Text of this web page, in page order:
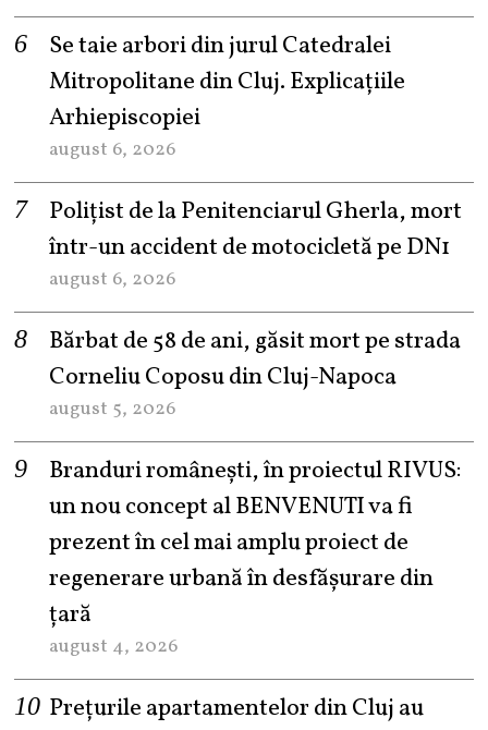
Se taie arbori din jurul Catedralei
Mitropolitane din Cluj. Explicațiile
Arhiepiscopiei
august 6, 2026
Polițist de la Penitenciarul Gherla, mort
într-un accident de motocicletă pe DN1
august 6, 2026
Bărbat de 58 de ani, găsit mort pe strada
Corneliu Coposu din Cluj-Napoca
august 5, 2026
Branduri românești, în proiectul RIVUS:
un nou concept al BENVENUTI va fi
prezent în cel mai amplu proiect de
regenerare urbană în desfășurare din
țară
august 4, 2026
Prețurile apartamentelor din Cluj au